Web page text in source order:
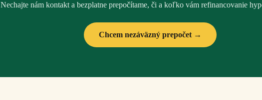
Nechajte nám kontakt a bezplatne prepočítame, či a koľko vám refinancovanie
Chcem nezáväzný prepočet →